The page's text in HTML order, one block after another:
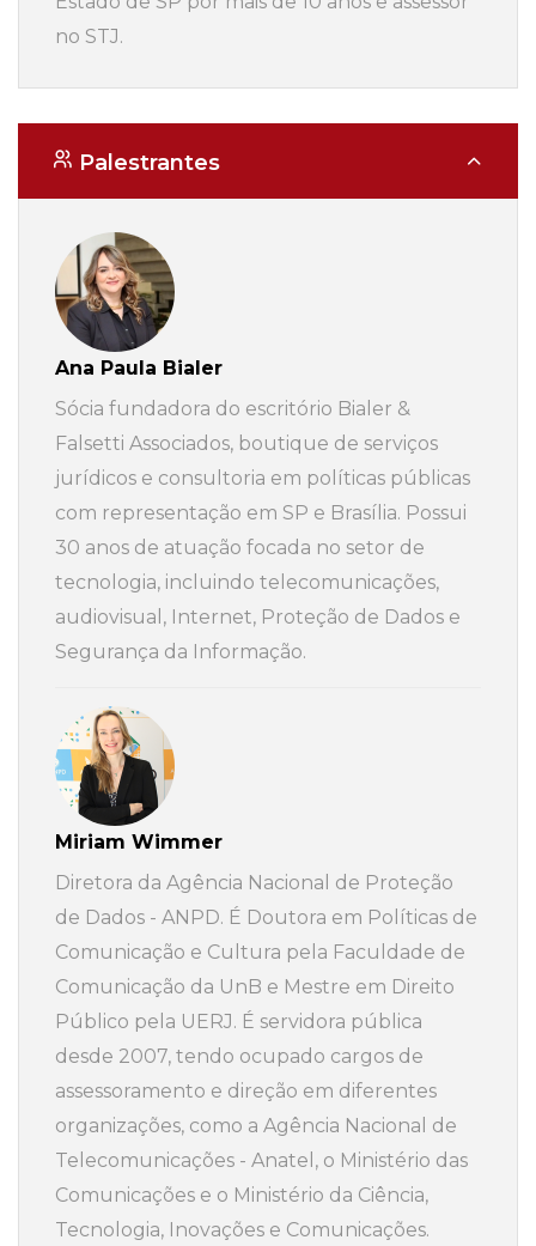
no STJ.
Palestrantes
Ana Paula Bialer
Sócia fundadora do escritório Bialer &
Falsetti Associados, boutique de serviços
jurídicos e consultoria em políticas públicas
com representação em SP e Brasília. Possui
30 anos de atuação focada no setor de
tecnologia, incluindo telecomunicações,
audiovisual, Internet, Proteção de Dados e
Segurança da Informação.
Miriam Wimmer
Diretora da Agência Nacional de Proteção
de Dados - ANPD. É Doutora em Políticas de
Comunicação e Cultura pela Faculdade de
Comunicação da UnB e Mestre em Direito
Público pela UERJ. É servidora pública
desde 2007, tendo ocupado cargos de
assessoramento e direção em diferentes
organizações, como a Agência Nacional de
Telecomunicações - Anatel, o Ministério das
Comunicações e o Ministério da Ciência,
Tecnologia, Inovações e Comunicações.